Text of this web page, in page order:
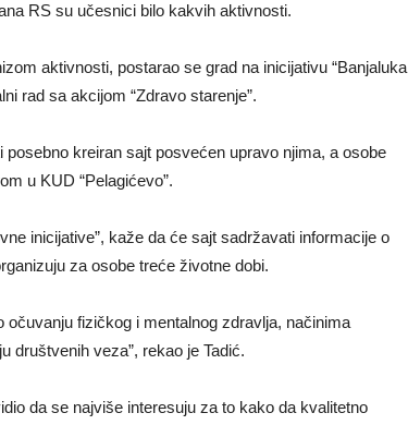
RS su učesnici bilo kakvih aktivnosti.
aktivnosti, postarao se grad na inicijativu “Banjaluka
rad sa akcijom “Zdravo starenje”.
kreiran sajt posvećen upravo njima, a osobe
u KUD “Pelagićevo”.
inicijative”, kaže da će sajt sadržavati informacije o
za osobe treće životne dobi.
fizičkog i mentalnog zdravlja, načinima
društvenih veza”, rekao je Tadić.
da se najviše interesuju za to kako da kvalitetno